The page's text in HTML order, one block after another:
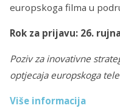
europskoga filma u
Rok za prijavu: 26.
Poziv za inovativne
optjecaja europskoga
Više informacija